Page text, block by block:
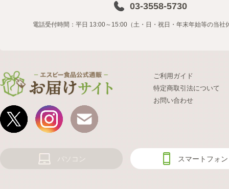
03-3558-5730
電話受付時間：平日 13:00～15:00（土・日・祝日・年末年始等の当社
ご利用ガイド
特定商取引法について
お問い合わせ
パソコン スマートフォン